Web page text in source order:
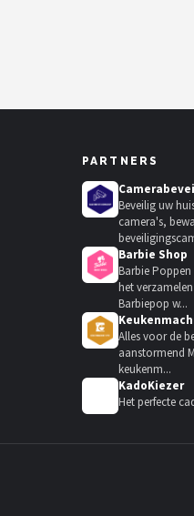
PARTNERS
Beveilig uw
camera's,
Barbie Shop
Barbie
het
Barbiepop w...
Alles voor de
aanstormend
keukenm...
KadoKiezer
Het perfecte